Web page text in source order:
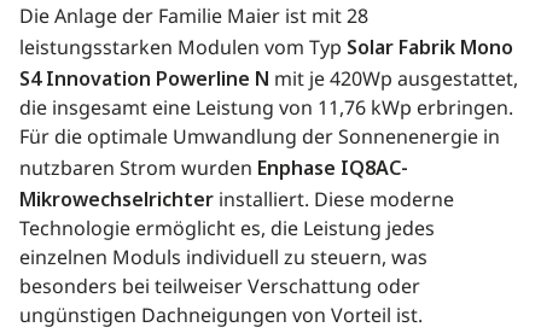
Die Anlage der Familie Maier ist mit 28
leistungsstarken Modulen vom Typ Solar Fabrik Mono
S4 Innovation Powerline N mit je 420Wp ausgestattet,
die insgesamt eine Leistung von 11,76 kWp erbringen.
Für die optimale Umwandlung der Sonnenenergie in
nutzbaren Strom wurden Enphase IQ8AC-
Mikrowechselrichter installiert. Diese moderne
Technologie ermöglicht es, die Leistung jedes
einzelnen Moduls individuell zu steuern, was
besonders bei teilweiser Verschattung oder
ungünstigen Dachneigungen von Vorteil ist.